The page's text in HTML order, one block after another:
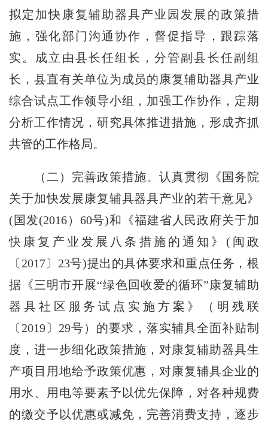
拟定加快康复辅助器具产业园发展的政策措
施，强化部门沟通协作，督促指导，跟踪落
实。成立由县长任组长，分管副县长任副组
长，县直有关单位为成员的康复辅助器具产业
综合试点工作领导小组，加强工作协作，定期
分析工作情况，研究具体推进措施，形成齐抓
共管的工作格局。
（二）完善政策措施。认真贯彻《国务院
关于加快发展康复辅具器具产业的若干意见》
(国发(2016）60号)和《福建省人民政府关于加
快康复产业发展八条措施的通知》(闽政
〔2017〕23号)提出的具体要求和重点任务，根
据《三明市开展“绿色回收爱的循环”康复辅助
器具社区服务试点实施方案》（明残联
〔2019〕29号）的要求，落实辅具全面补贴制
度，进一步细化政策措施，对康复辅助器具生
产项目用地给予政策优惠，对康复辅具企业的
用水、用电等要素予以优先保障，对各种规费
的缴交予以优惠或减免，完善消费支持，逐步